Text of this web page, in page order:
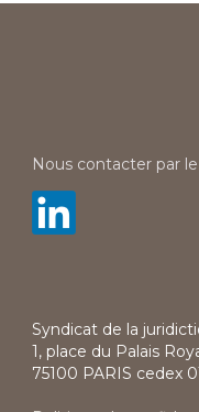
Nous contacter par le
Syndicat de la
1, place du Palais
75100 PARIS cedex